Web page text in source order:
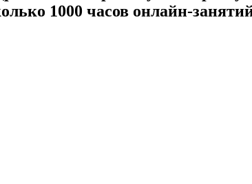
1000 часов онлайн-